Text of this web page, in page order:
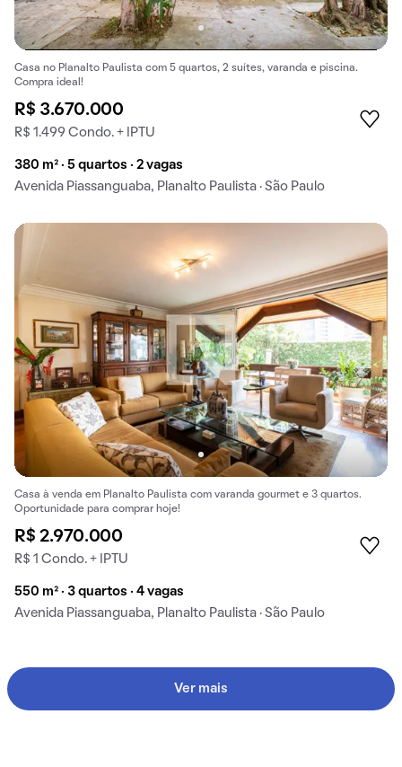
Casa no Planalto Paulista com 5 quartos, 2 suítes, varanda e piscina.
Compra ideal!
R$ 3.670.000
R$ 1.499 Condo. + IPTU
380 m² · 5 quartos · 2 vagas
Avenida Piassanguaba, Planalto Paulista · São Paulo
Casa à venda em Planalto Paulista com varanda gourmet e 3 quartos.
Oportunidade para comprar hoje!
R$ 2.970.000
R$ 1 Condo. + IPTU
550 m² · 3 quartos · 4 vagas
Avenida Piassanguaba, Planalto Paulista · São Paulo
Ver mais